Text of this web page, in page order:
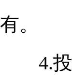
有。
4.投